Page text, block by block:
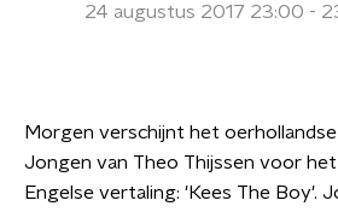
24 augustus 2017 23:00 -
Morgen verschijnt het
Jongen van Theo Thijssen voor
Engelse vertaling: 'Kees The Boy'.